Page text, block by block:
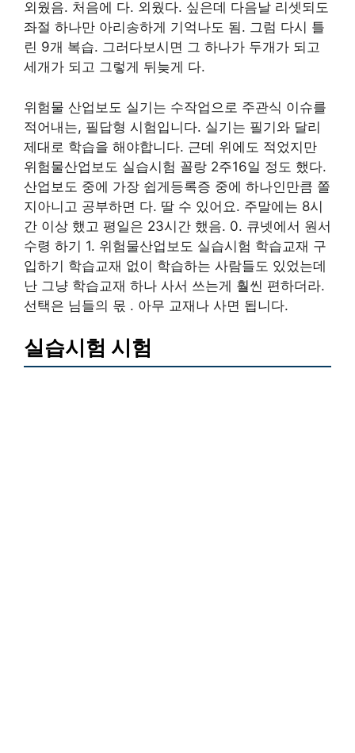
외웠음. 처음에 다. 외웠다. 싶은데 다음날 리셋되도
좌절 하나만 아리송하게 기억나도 됨. 그럼 다시 틀
린 9개 복습. 그러다보시면 그 하나가 두개가 되고
세개가 되고 그렇게 뒤늦게 다.
위험물 산업보도 실기는 수작업으로 주관식 이슈를
적어내는, 필답형 시험입니다. 실기는 필기와 달리
제대로 학습을 해야합니다. 근데 위에도 적었지만
위험물산업보도 실습시험 꼴랑 2주16일 정도 했다.
산업보도 중에 가장 쉽게등록증 중에 하나인만큼 쫄
지아니고 공부하면 다. 딸 수 있어요. 주말에는 8시
간 이상 했고 평일은 23시간 했음. 0. 큐넷에서 원서
수령 하기 1. 위험물산업보도 실습시험 학습교재 구
입하기 학습교재 없이 학습하는 사람들도 있었는데
난 그냥 학습교재 하나 사서 쓰는게 훨씬 편하더라.
선택은 님들의 몫 . 아무 교재나 사면 됩니다.
실습시험 시험